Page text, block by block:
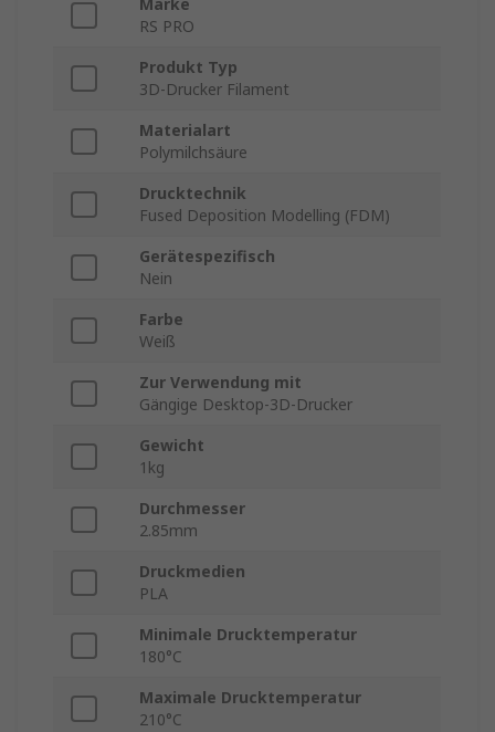
Marke
RS PRO
Produkt Typ
3D-Drucker Filament
Materialart
Polymilchsäure
Drucktechnik
Fused Deposition Modelling (FDM)
Gerätespezifisch
Nein
Farbe
Weiß
Zur Verwendung mit
Gängige Desktop-3D-Drucker
Gewicht
1kg
Durchmesser
2.85mm
Druckmedien
PLA
Minimale Drucktemperatur
180°C
Maximale Drucktemperatur
210°C